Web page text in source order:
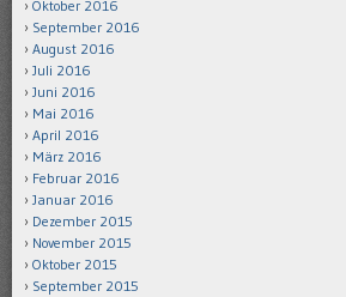
Oktober 2016
September 2016
August 2016
Juli 2016
Juni 2016
Mai 2016
April 2016
März 2016
Februar 2016
Januar 2016
Dezember 2015
November 2015
Oktober 2015
September 2015